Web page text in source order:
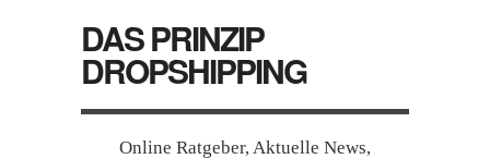
DAS PRINZIP
DROPSHIPPING
Online Ratgeber, Aktuelle News,